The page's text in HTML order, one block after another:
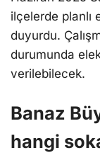
ilçelerde planlı
duyurdu.
durumunda
verilebilecek.
Banaz
hangi